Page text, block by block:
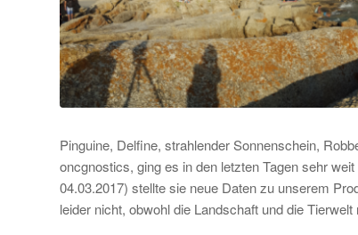
Pinguine, Delfine, strahlender Sonnenschein,
oncgnostics, ging es in den letzten Tagen sehr
04.03.2017) stellte sie neue Daten zu unserem
leider nicht, obwohl die Landschaft und die